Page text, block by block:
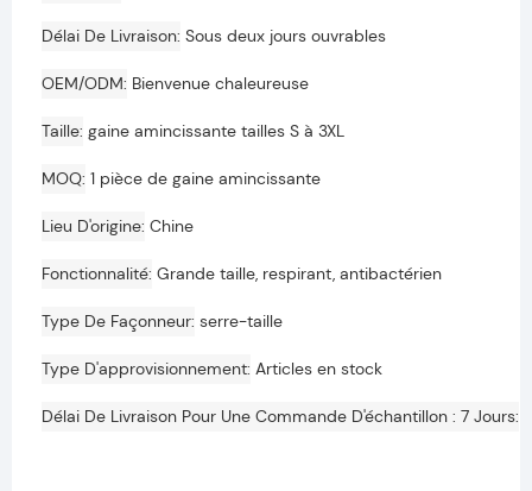
Délai De Livraison Sous deux jours ouvrables
OEM/ODM Bienvenue chaleureuse
Taille gaine amincissante tailles S à 3XL
MOQ 1 pièce de gaine amincissante
Lieu D'origine Chine
Fonctionnalité Grande taille, respirant, antibactérien
Type De Façonneur serre-taille
Type D'approvisionnement Articles en stock
Délai De Livraison Pour Une Commande D'échantillon : 7 Jours